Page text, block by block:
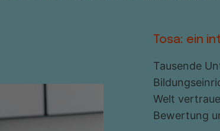
Tosa: ein
Tausende
Welt
Bewertung